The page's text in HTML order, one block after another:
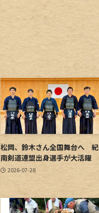
松岡、鈴木さん全国舞台へ 紀
南剣道連盟出身選手が大活躍
2026-07-28